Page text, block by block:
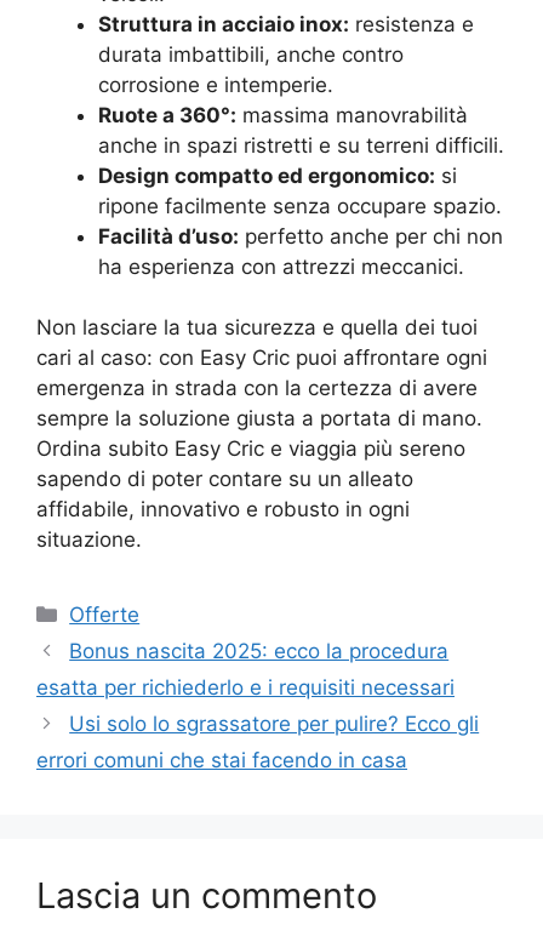
Struttura in acciaio inox: resistenza e
durata imbattibili, anche contro
corrosione e intemperie.
Ruote a 360°: massima manovrabilità
anche in spazi ristretti e su terreni difficili.
Design compatto ed ergonomico: si
ripone facilmente senza occupare spazio.
Facilità d’uso: perfetto anche per chi non
ha esperienza con attrezzi meccanici.
Non lasciare la tua sicurezza e quella dei tuoi
cari al caso: con Easy Cric puoi affrontare ogni
emergenza in strada con la certezza di avere
sempre la soluzione giusta a portata di mano.
Ordina subito Easy Cric e viaggia più sereno
sapendo di poter contare su un alleato
affidabile, innovativo e robusto in ogni
situazione.
Categorie
Offerte
Bonus nascita 2025: ecco la procedura
esatta per richiederlo e i requisiti necessari
Usi solo lo sgrassatore per pulire? Ecco gli
errori comuni che stai facendo in casa
Lascia un commento